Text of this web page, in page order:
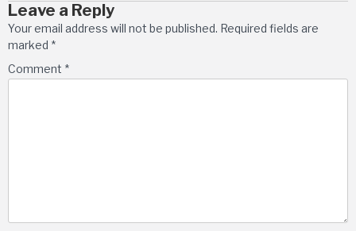
Leave a Reply
Your email address will not be published. Required fields are
marked *
Comment *